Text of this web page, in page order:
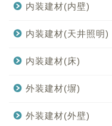
内装建材(内壁)
内装建材(天井照明)
内装建材(床)
外装建材(塀)
外装建材(外壁)